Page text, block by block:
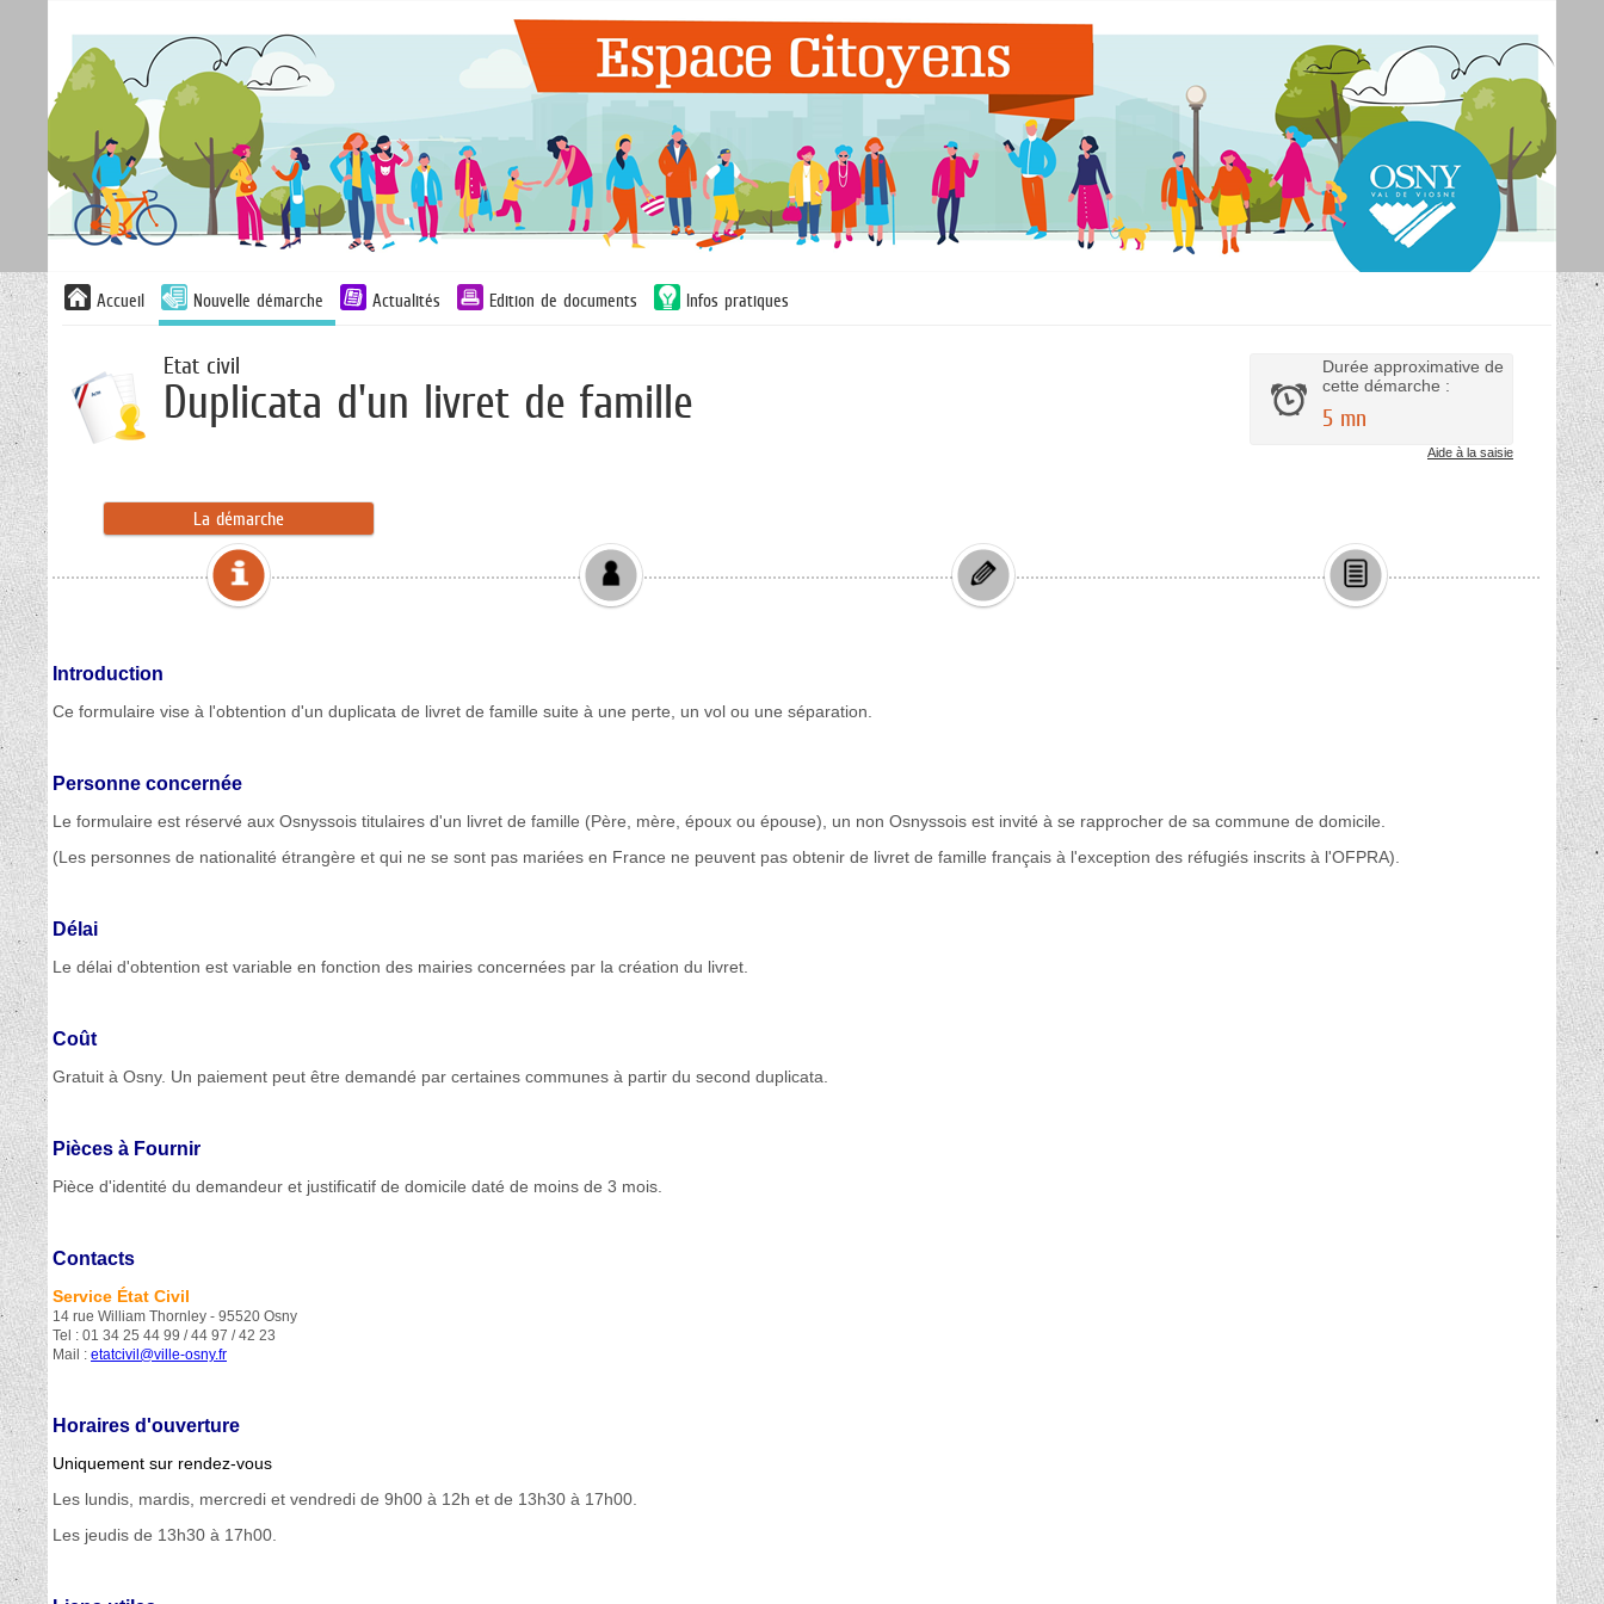
Accueil Nouvelle démarche Actualités Edition de documents Infos pratiques
Etat civil
Duplicata d'un livret de famille
Durée approximative de
cette démarche :
5 mn
Aide à la saisie
La démarche